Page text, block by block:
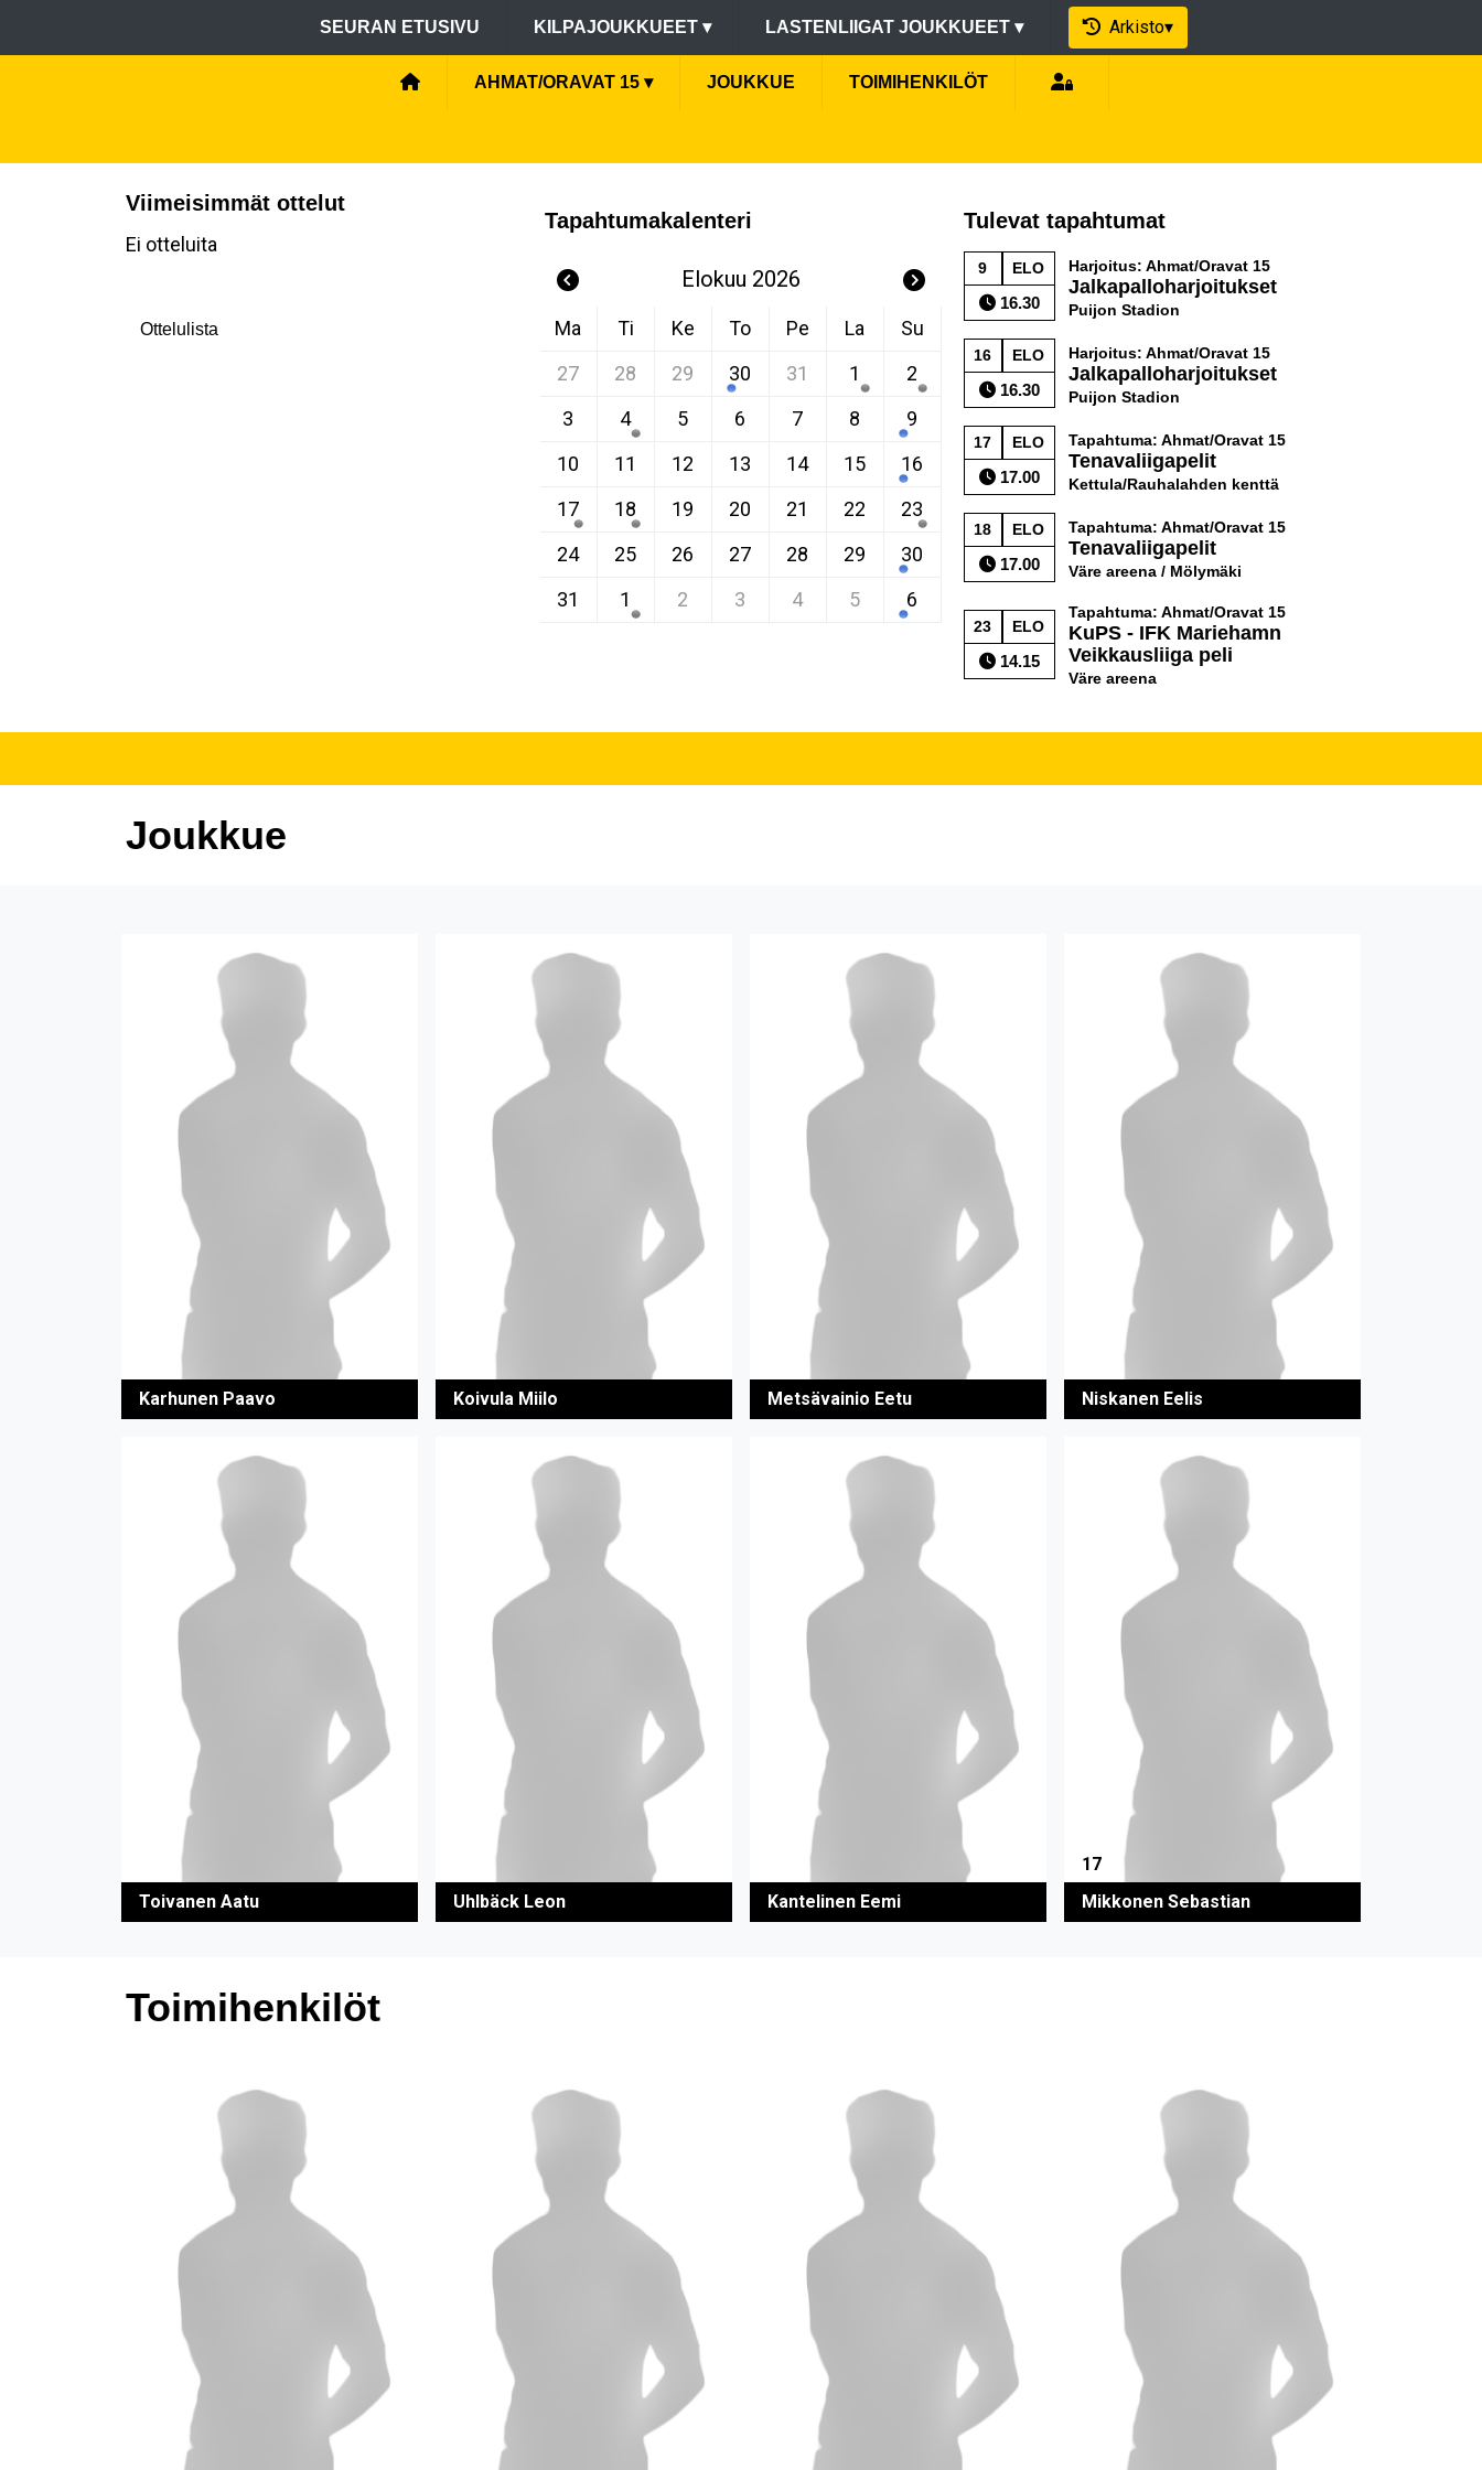
SEURAN ETUSIVU KILPAJOUKKUEET ▾ LASTENLIIGAT JOUKKUEET ▾ Arkisto▾
AHMAT/ORAVAT 15 ▾ JOUKKUE TOIMIHENKILÖT
Viimeisimmät ottelut
Ei otteluita
Ottelulista
Tapahtumakalenteri
Elokuu 2026
Ma Ti Ke To Pe La
Su
27
28 29 30 31 1
2
3
4 5 6 7 8
9
10
11 12 13 14 15
16
17
18 19 20 21 22
23
24
25 26 27 28 29
30
31
1 2 3 4 5 6
Tulevat tapahtumat
9 ELO
16.30
Harjoitus: Ahmat/Oravat 15
Jalkapalloharjoitukset
Puijon Stadion
16 ELO
16.30
Harjoitus: Ahmat/Oravat 15
Jalkapalloharjoitukset
Puijon Stadion
17 ELO
17.00
Tapahtuma: Ahmat/Oravat 15
Tenavaliigapelit
Kettula/Rauhalahden kenttä
18 ELO
17.00
Tapahtuma: Ahmat/Oravat 15
Tenavaliigapelit
Väre areena / Mölymäki
23 ELO
14.15
Tapahtuma: Ahmat/Oravat 15
KuPS - IFK Mariehamn
Veikkausliiga peli
Väre areena
Joukkue
Karhunen Paavo Koivula Miilo Metsävainio Eetu Niskanen Eelis
Toivanen Aatu Uhlbäck Leon Kantelinen Eemi
17
Mikkonen Sebastian
Toimihenkilöt